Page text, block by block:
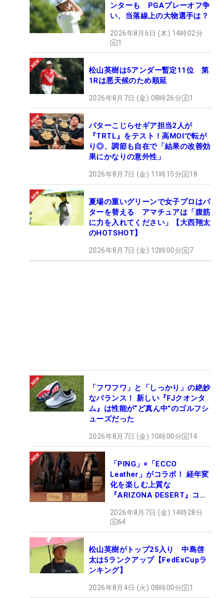
ンターも PGAプレーオフ争
い、当落線上の大物選手は？
2026年8月6日 (木) 14時02分
1
松山英樹は5アンダー暫定11位 第
1Rは悪天候のため順延
2026年8月7日 (金) 08時26分 1
パターこじらせギア担当2人が
『TRTL』をテスト！高MOIで転が
り◎、調節も自在で「結果の改善効
果にかなりの意外性」
2026年8月7日 (金) 11時15分 18
夏場の重いグリーンで女子プロはパ
ターを替える アマチュアは「腹筋
に力を入れてください」【大西翔太
のHOTSHOT】
2026年8月7日 (金) 12時00分 7
「フワフワ」と「しっかり」の絶妙
なバランス！ 新しい『FJクオンタ
ム』は性能が“ど真ん中”のゴルフシ
ューズだった
2026年8月7日 (金) 10時00分 14
「PING」×「ECCO
Leather」がコラボ！ 経年変
化を楽しむ上質な
『ARIZONA DESERT』コレ
ュー
2026年8月7日 (金) 14時28分
64
松山英樹がトップ25入り 中島啓
太は5ランクアップ【FedExCupラ
ンキング】
2026年8月4日 (火) 08時00分 1